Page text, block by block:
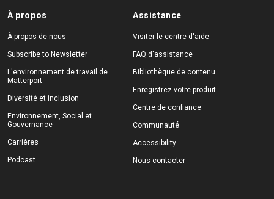
À propos
À propos de nous
Subscribe to Newsletter
L'environnement de travail de
Matterport
Diversité et inclusion
Environnement, Social et
Gouvernance
Carrières
Podcast
Assistance
Visiter le centre d'aide
FAQ d'assistance
Bibliothèque de contenu
Enregistrez votre produit
Centre de confiance
Communauté
Accessibility
Nous contacter